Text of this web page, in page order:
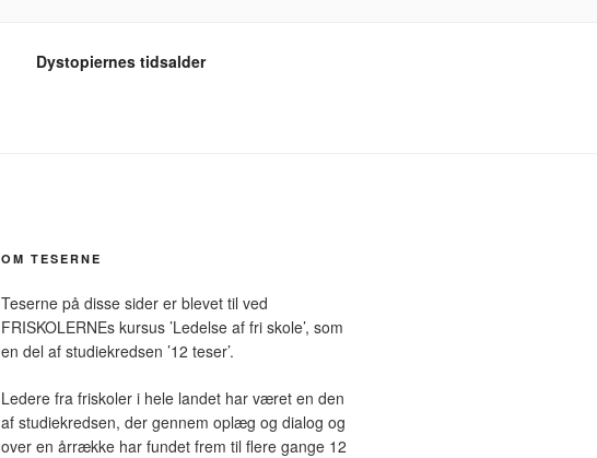
Dystopiernes tidsalder
OM TESERNE
Teserne på disse sider er blevet til ved
FRISKOLERNEs kursus ’Ledelse af fri skole’, som
en del af studiekredsen ’12 teser’.
Ledere fra friskoler i hele landet har været en den
af studiekredsen, der gennem oplæg og dialog og
over en årrække har fundet frem til flere gange 12